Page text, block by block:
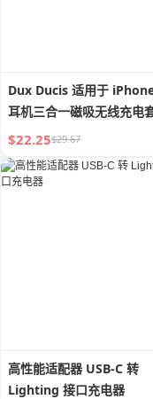
Dux Ducis 适用于
耳机三合一磁吸无线充电
功能五合一迷你音箱带小夜
意桌面充电器礼品
$22.25$29.67
高性能适配器 USB-C 转
Lighting 接口充电器